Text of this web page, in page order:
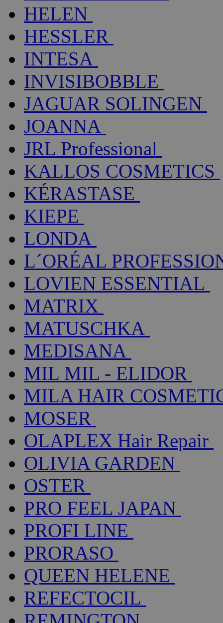
HELEN
HESSLER
INTESA
INVISIBOBBLE
JAGUAR SOLINGEN
JOANNA
JRL Professional
KALLOS COSMETICS
KÉRASTASE
KIEPE
LONDA
L´ORÉAL
LOVIEN ESSENTIAL
MATRIX
MATUSCHKA
MEDISANA
MIL MIL - ELIDOR
MILA HAIR
MOSER
OLAPLEX Hair Repair
OLIVIA GARDEN
OSTER
PRO FEEL JAPAN
PROFI LINE
PRORASO
QUEEN HELENE
REFECTOCIL